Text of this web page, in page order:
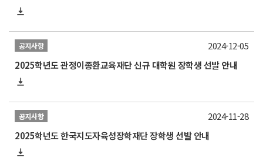
공지사항
2025학년도 관정이종환교육재단 신규 대학원 장학생 선발 안내
2024-12-05
공지사항
2025학년도 한국지도자육성장학재단 장학생 선발 안내
2024-11-28